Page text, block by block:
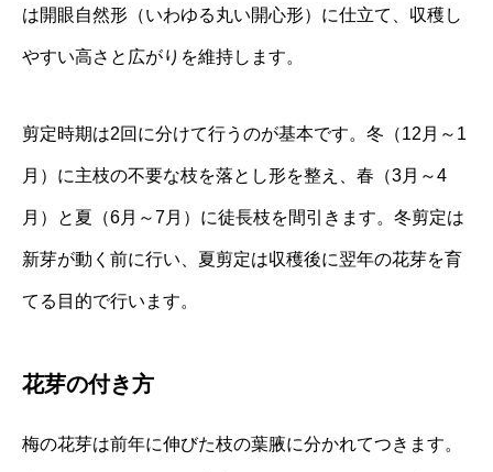
は開眼自然形（いわゆる丸い開心形）に仕立て、収穫し
やすい高さと広がりを維持します。
剪定時期は2回に分けて行うのが基本です。冬（12月～1
月）に主枝の不要な枝を落とし形を整え、春（3月～4
月）と夏（6月～7月）に徒長枝を間引きます。冬剪定は
新芽が動く前に行い、夏剪定は収穫後に翌年の花芽を育
てる目的で行います。
花芽の付き方
梅の花芽は前年に伸びた枝の葉腋に分かれてつきます。